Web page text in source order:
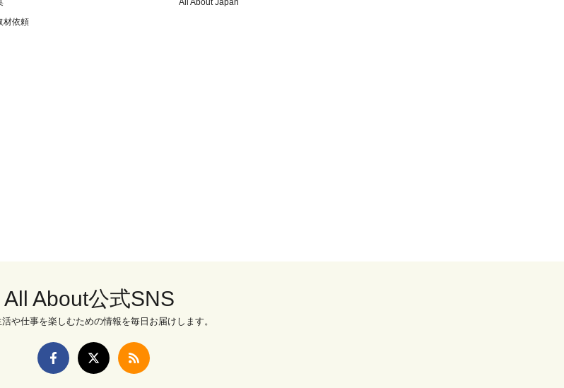
材依頼
All About Japan
All About公式SNS
活や仕事を楽しむための情報を毎日お届けします。